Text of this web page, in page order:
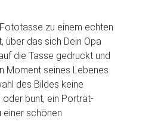
zu einem echten
über das sich Dein Opa
die Tasse gedruckt und
Moment seines Lebenes
des Bildes keine
bunt, ein Porträt-
schönen